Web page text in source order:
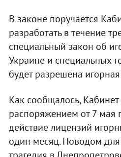
В законе поручается
разработать в течение
специальный закон об
Украине и специальных
будет разрешена
Как сообщалось,
распоряжением от 7 мая
действие лицензий
один месяц. Поводом для